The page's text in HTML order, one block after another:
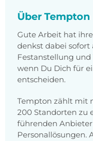
Über Tempton
Gute Arbeit hat
denkst dabei sofort
Festanstellung
wenn Du Dich für
entscheiden.
Tempton zählt mit
200 Standorten zu
führenden
Personallösungen.